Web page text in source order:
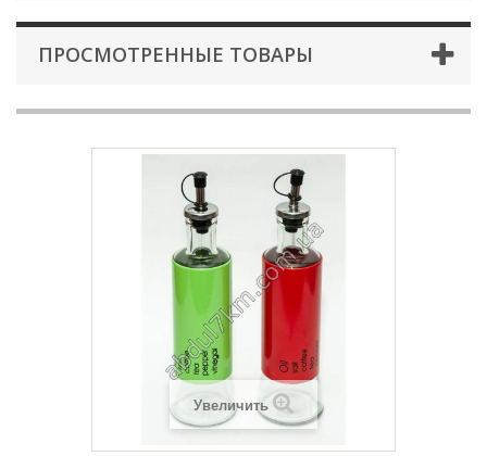
ПРОСМОТРЕННЫЕ ТОВАРЫ
Увеличить